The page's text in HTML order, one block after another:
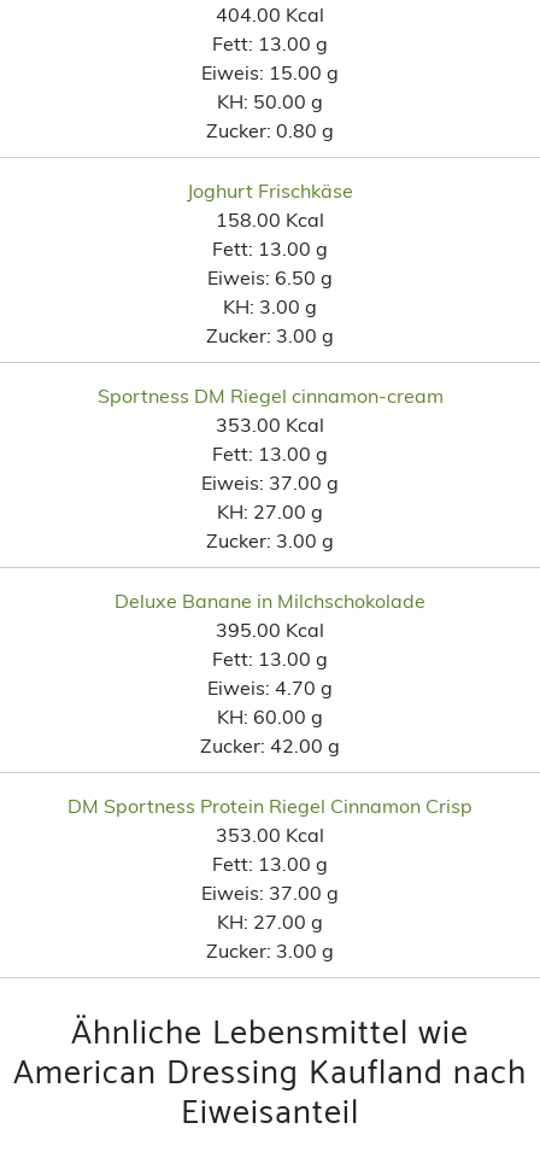
404.00 Kcal
Fett: 13.00 g
Eiweis: 15.00 g
KH: 50.00 g
Zucker: 0.80 g
Joghurt Frischkäse
158.00 Kcal
Fett: 13.00 g
Eiweis: 6.50 g
KH: 3.00 g
Zucker: 3.00 g
Sportness DM Riegel cinnamon-cream
353.00 Kcal
Fett: 13.00 g
Eiweis: 37.00 g
KH: 27.00 g
Zucker: 3.00 g
Deluxe Banane in Milchschokolade
395.00 Kcal
Fett: 13.00 g
Eiweis: 4.70 g
KH: 60.00 g
Zucker: 42.00 g
DM Sportness Protein Riegel Cinnamon Crisp
353.00 Kcal
Fett: 13.00 g
Eiweis: 37.00 g
KH: 27.00 g
Zucker: 3.00 g
Ähnliche Lebensmittel wie
American Dressing Kaufland nach
Eiweisanteil